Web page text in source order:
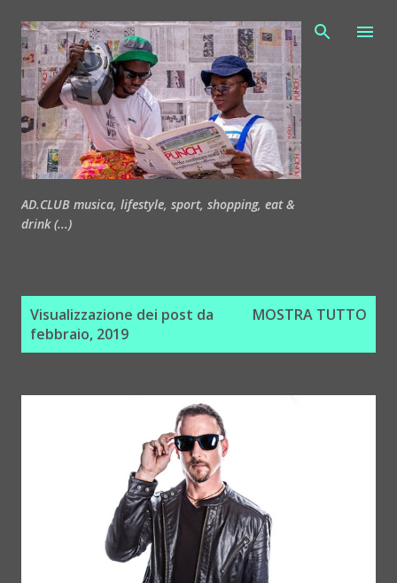
Passa ai contenuti principali
AD.CLUB musica, lifestyle, sport, shopping, eat &
drink (...)
Visualizzazione dei post da
febbraio, 2019
MOSTRA TUTTO